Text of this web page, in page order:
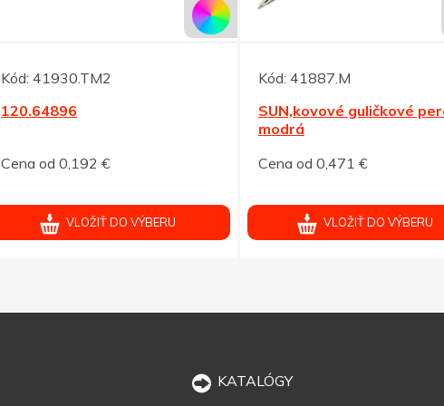
Kód: 41930.TM2
120.64896
Cena od 0,192 €
VLOŽIŤ DO VÝBERU
Kód: 41887.M
SUN,kovové guličkové
modrá
Cena od 0,471 €
VLOŽIŤ DO VÝBERU
KATALÓGY